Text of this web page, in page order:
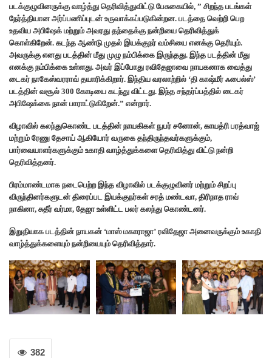
படக்குழுவினருக்கு வாழ்த்து தெரிவித்துவிட்டு பேசுகையில், ” சிறந்த படங்கள்
நேர்த்தியான அர்ப்பணிப்புடன் உருவாக்கப்படுகின்றன. படத்தை வெற்றி பெற
உதவிய அபிஷேக் மற்றும் அவரது தந்தைக்கு நன்றியை தெரிவித்துக்
கொள்கிறேன். கடந்த ஆண்டு முதல் இயக்குநர் வம்சியை எனக்கு தெரியும்.
அவருக்கு எனது படத்தின் மீது முழு நம்பிக்கை இருந்தது. இந்த படத்தின் மீது
எனக்கு நம்பிக்கை உள்ளது. அவர் இப்போது ரவிதேஜாவை நாயகனாக வைத்து
டைகர் நாகேஸ்வரராவ் தயாரிக்கிறார். இந்திய வரலாற்றில் ‘தி காஷ்மீர் ஃபைல்ஸ்’
படத்தின் வசூல் 300 கோடியை கடந்து விட்டது. இந்த சந்தர்ப்பத்தில் டைகர்
அபிஷேக்கை நான் பாராட்டுகிறேன்.” என்றார்.
விழாவில் கலந்துகொண்ட படத்தின் நாயகிகள் நுபர் சனோன், காயத்ரி பரத்வாஜ்
மற்றும் ரேணு தேசாய் ஆகியோர் வருகை தந்திருந்தவர்களுக்கும்,
பார்வையாளர்களுக்கும் உகாதி வாழ்த்துக்களை தெரிவித்து விட்டு நன்றி
தெரிவித்தனர்.
பிரம்மாண்டமாக நடைபெற்ற இந்த விழாவில் படக்குழுவினர் மற்றும் சிறப்பு
விருந்தினர்களுடன் திரைப்பட இயக்குநர்கள் சரத் மண்டவா, திரிநாத ராவ்
நாகினா, சுதீர் வர்மா, தேஜா உள்ளிட்ட பலர் கலந்து கொண்டனர்.
இறுதியாக படத்தின் நாயகன் ‘மாஸ் மகாராஜா’ ரவிதேஜா அனைவருக்கும் உகாதி
வாழ்த்துக்களையும் நன்றியையும் தெரிவித்தார்.
382